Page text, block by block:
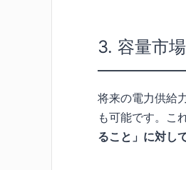
3. 容量市
将来の電力供給
も可能です。こ
ること」に対し